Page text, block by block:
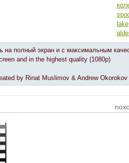
lake,
на полный экран и с максимальным
and in the highest quality (1080p)
by Rinat Muslimov & Andrew Okorokov